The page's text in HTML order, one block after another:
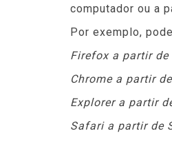
computador ou a
Por exemplo,
Firefox a partir
Chrome a partir
Explorer a partir
Safari a partir de